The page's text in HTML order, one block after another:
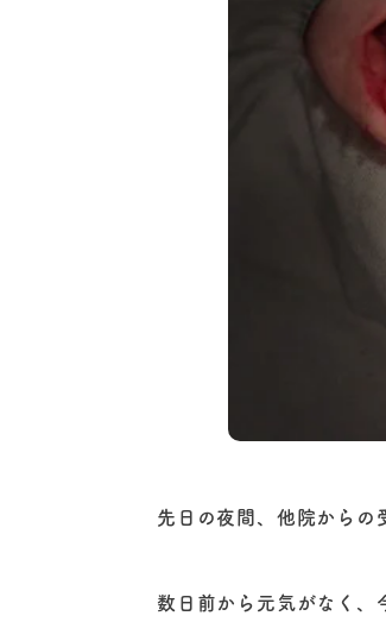
先日の夜間、他院からの
数日前から元気がなく、